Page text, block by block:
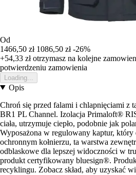
Od
1466,50 zł 1086,50 zł -26%
+54,33 złotrzymasz na kolejne
potwierdzeniu zamowienia
Loading...
Opis
Chroń się przed falami i chlapnięciami z
BR1 PL Channel. Izolacja Primaloft®
ciała, utrzymuje ciepło, podobnie jak
Wyposażona w regulowany kaptur,
ochronnym kołnierzu, ta warstwa
odblaskowe dla lepszej widoczności w
produkt certyfikowany bluesign®.
recyklingu. Zobacz skład, aby uzyskać